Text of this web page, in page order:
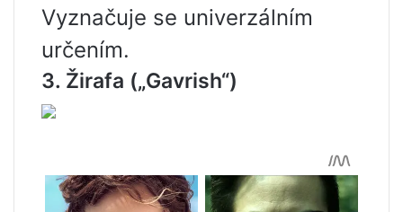
Vyznačuje se univerzálním
určením.
3. Žirafa („Gavrish“)